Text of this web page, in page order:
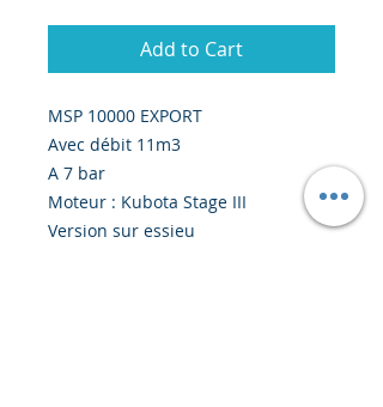
Add to Cart
MSP 10000 EXPORT
Avec débit 11m3
A 7 bar
Moteur : Kubota Stage III
Version sur essieu